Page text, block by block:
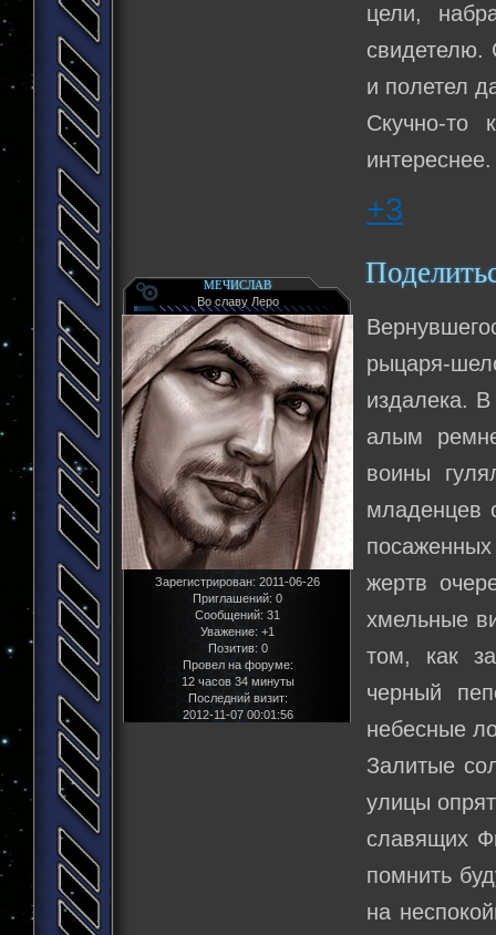
цели,
свидетелю.
и полетел
Скучно-то
интереснее.
+3
МЕЧИСЛАВ
Во славу Леро
Зарегистрирован: 2011-06-26
Приглашений: 0
Сообщений: 31
Уважение: +1
Позитив: 0
Провел на форуме:
12 часов 34 минуты
Последний визит:
2012-11-07 00:01:56
рыцаря-
издалека.
алым
воины
младенцев
жертв
хмельные
том, как
черный
небесные
Залитые
улицы
славящих
помнить
на